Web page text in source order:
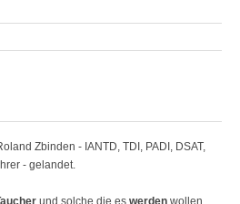
Zbinden - IANTD, TDI, PADI, DSAT,
- gelandet.
und solche die es werden wollen.